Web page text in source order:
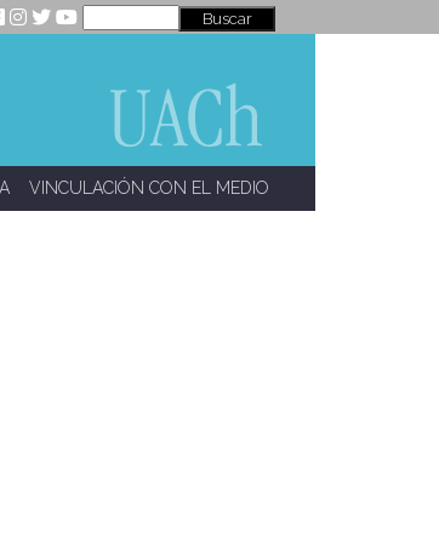
VINCULACIÓN CON EL MEDIO